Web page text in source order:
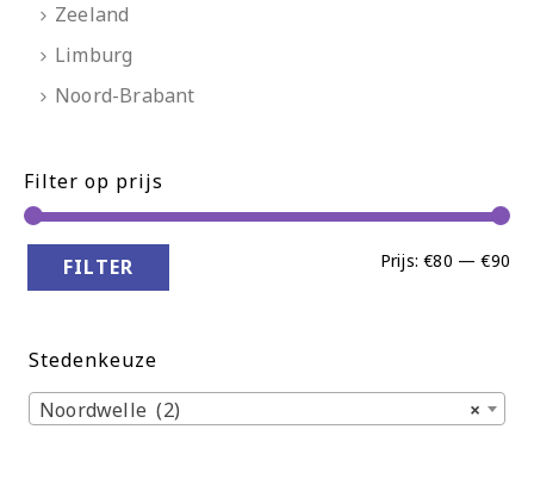
Zeeland
Limburg
Noord-Brabant
Filter op prijs
FILTER Prijs:€80 —€90
Stedenkeuze
×
Noordwelle (2)